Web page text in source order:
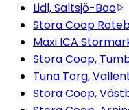
Lidl, Saltsjö-Boo
Stora Coop
Maxi ICA
Stora Coop,
Tuna Torg,
Stora Coop,